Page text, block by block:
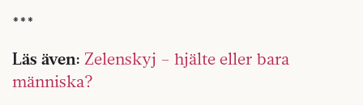
***
Läs även: Zelenskyj – hjälte eller bara
människa?